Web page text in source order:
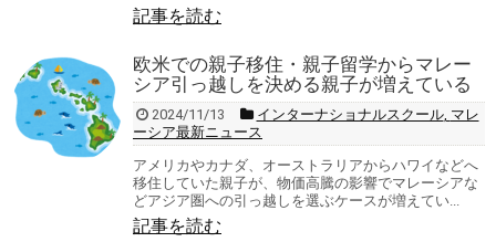
記事を読む
欧米での親子移住・親子留学からマレー
シア引っ越しを決める親子が増えている
2024/11/13 インターナショナルスクール, マレ
ーシア最新ニュース
アメリカやカナダ、オーストラリアからハワイなどへ
移住していた親子が、物価高騰の影響でマレーシアな
どアジア圏への引っ越しを選ぶケースが増えてい...
記事を読む